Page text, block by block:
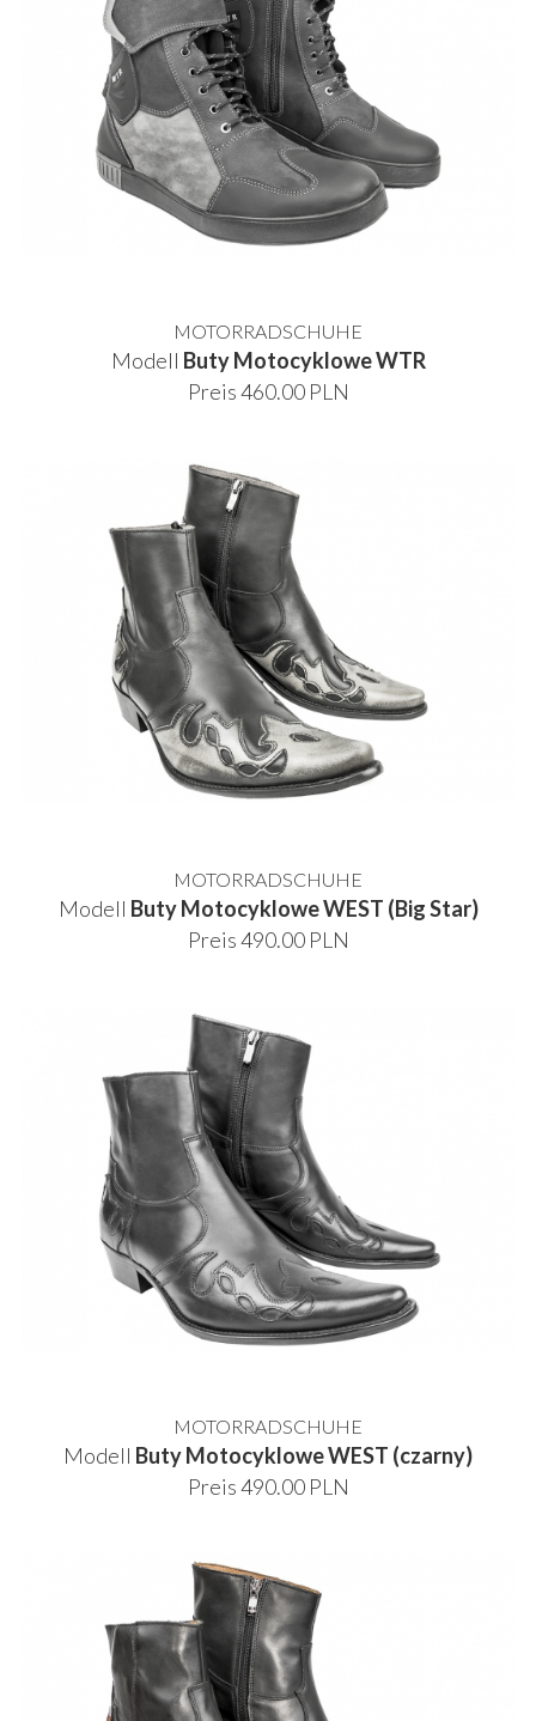
MOTORRADSCHUHE
Modell Buty Motocyklowe WTR
Preis 460.00 PLN
MOTORRADSCHUHE
Modell Buty Motocyklowe WEST (Big Star)
Preis 490.00 PLN
MOTORRADSCHUHE
Modell Buty Motocyklowe WEST (czarny)
Preis 490.00 PLN